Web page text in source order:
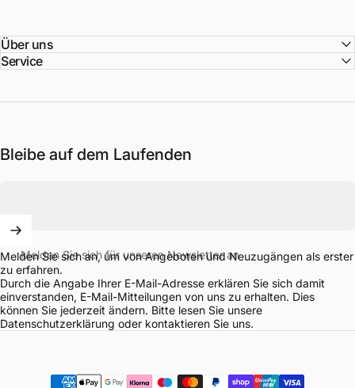
Über uns
Service
Bleibe auf dem Laufenden
Melden Sie sich für unseren Newsletter an
Melden Sie sich an, um von Angeboten und Neuzugängen als erster
zu erfahren.
Durch die Angabe Ihrer E-Mail-Adresse erklären Sie sich damit
einverstanden, E-Mail-Mitteilungen von uns zu erhalten. Dies
können Sie jederzeit ändern. Bitte lesen Sie unsere
Datenschutzerklärung oder kontaktieren Sie uns.